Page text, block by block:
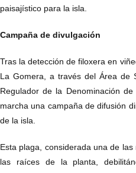
paisajístico para la isla.
Campaña de divulgación
Tras la detección de filoxera en
La Gomera, a través del Área de
Regulador de la Denominación
marcha una campaña de difusión
de la isla.
Esta plaga, considerada una de
las raíces de la planta,